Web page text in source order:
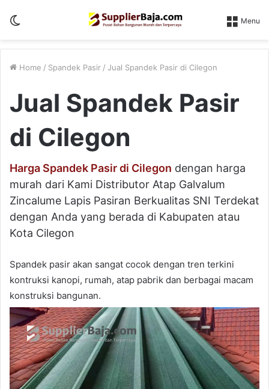
Menu
Home / Spandek Pasir / Jual Spandek Pasir di Cilegon
Jual Spandek Pasir
di Cilegon
Harga Spandek Pasir di Cilegon dengan harga
murah dari Kami Distributor Atap Galvalum
Zincalume Lapis Pasiran Berkualitas SNI Terdekat
dengan Anda yang berada di Kabupaten atau
Kota Cilegon
Spandek pasir akan sangat cocok dengan tren terkini
kontruksi kanopi, rumah, atap pabrik dan berbagai macam
konstruksi bangunan.